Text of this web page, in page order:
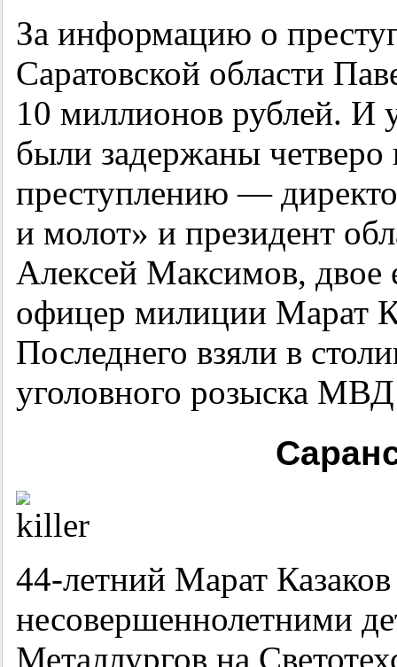
За информацию о
Саратовской области
10 миллионов рублей. И
были задержаны
преступлению —
и молот» и президент
Алексей Максимов, двое
офицер милиции Марат
Последнего взяли в
уголовного розыска
44-летний Марат
несовершеннолетними
Металлургов на